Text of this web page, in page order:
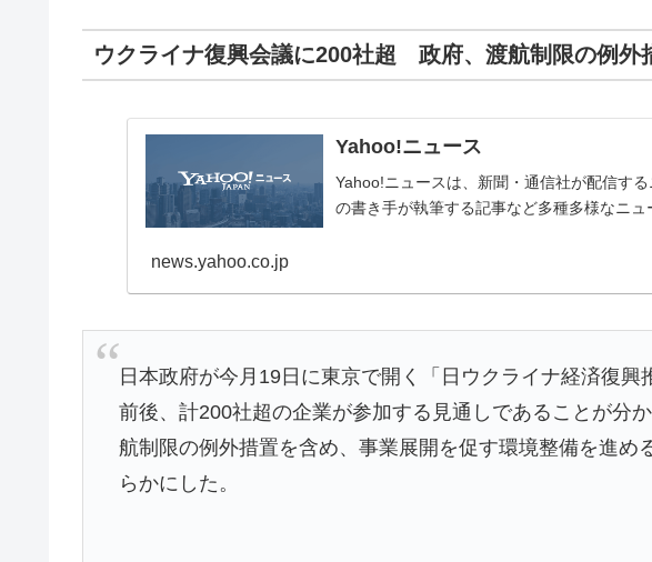
ウクライナ復興会議に200社超 政府、渡航制限の例外
Yahoo!ニュース
Yahoo!ニュースは、新聞・通信社が配信す
の書き手が執筆する記事など多種多様なニュ
news.yahoo.co.jp
日本政府が今月19日に東京で開く「日ウクライナ経済復
前後、計200社超の企業が参加する見通しであることが分
航制限の例外措置を含め、事業展開を促す環境整備を進め
らかにした。